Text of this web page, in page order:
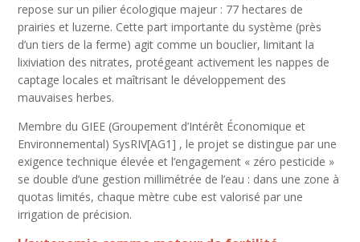
repose sur un pilier écologique majeur : 77 hectares de
prairies et luzerne. Cette part importante du système (près
d’un tiers de la ferme) agit comme un bouclier, limitant la
lixiviation des nitrates, protégeant activement les nappes de
captage locales et maîtrisant le développement des
mauvaises herbes.
Membre du GIEE (Groupement d’Intérêt Économique et
Environnemental) SysRIV[AG1] , le projet se distingue par une
exigence technique élevée et l’engagement « zéro pesticide »
se double d’une gestion millimétrée de l’eau : dans une zone à
quotas limités, chaque mètre cube est valorisé par une
irrigation de précision.